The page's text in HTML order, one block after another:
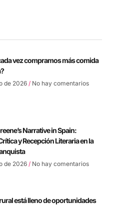
vez compramos más comida
de 2026 No hay comentarios
Narrative in Spain:
y Recepción Literaria en la
de 2026 No hay comentarios
está lleno de oportunidades